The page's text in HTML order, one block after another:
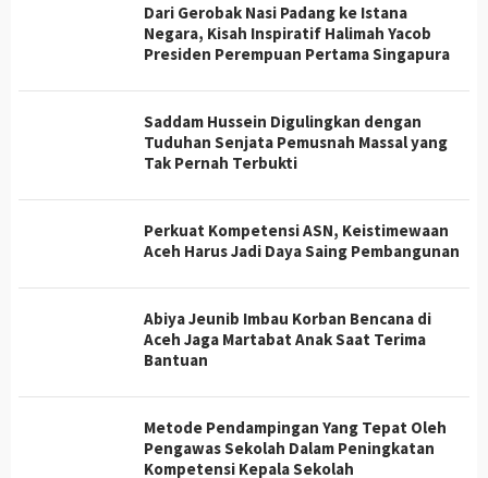
Dari Gerobak Nasi Padang ke Istana
Negara, Kisah Inspiratif Halimah Yacob
Presiden Perempuan Pertama Singapura
Saddam Hussein Digulingkan dengan
Tuduhan Senjata Pemusnah Massal yang
Tak Pernah Terbukti
Perkuat Kompetensi ASN, Keistimewaan
Aceh Harus Jadi Daya Saing Pembangunan
Abiya Jeunib Imbau Korban Bencana di
Aceh Jaga Martabat Anak Saat Terima
Bantuan
Metode Pendampingan Yang Tepat Oleh
Pengawas Sekolah Dalam Peningkatan
Kompetensi Kepala Sekolah